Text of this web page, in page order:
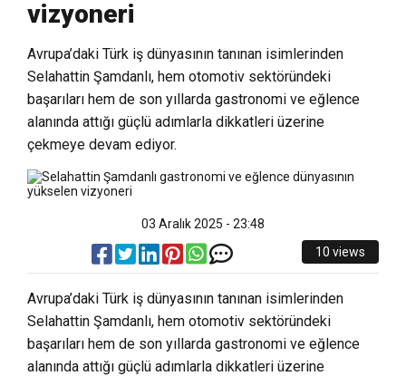
vizyoneri
Avrupa’daki Türk iş dünyasının tanınan isimlerinden
Selahattin Şamdanlı, hem otomotiv sektöründeki
başarıları hem de son yıllarda gastronomi ve eğlence
alanında attığı güçlü adımlarla dikkatleri üzerine
çekmeye devam ediyor.
03 Aralık 2025 - 23:48
10 views
Avrupa’daki Türk iş dünyasının tanınan isimlerinden
Selahattin Şamdanlı, hem otomotiv sektöründeki
başarıları hem de son yıllarda gastronomi ve eğlence
alanında attığı güçlü adımlarla dikkatleri üzerine